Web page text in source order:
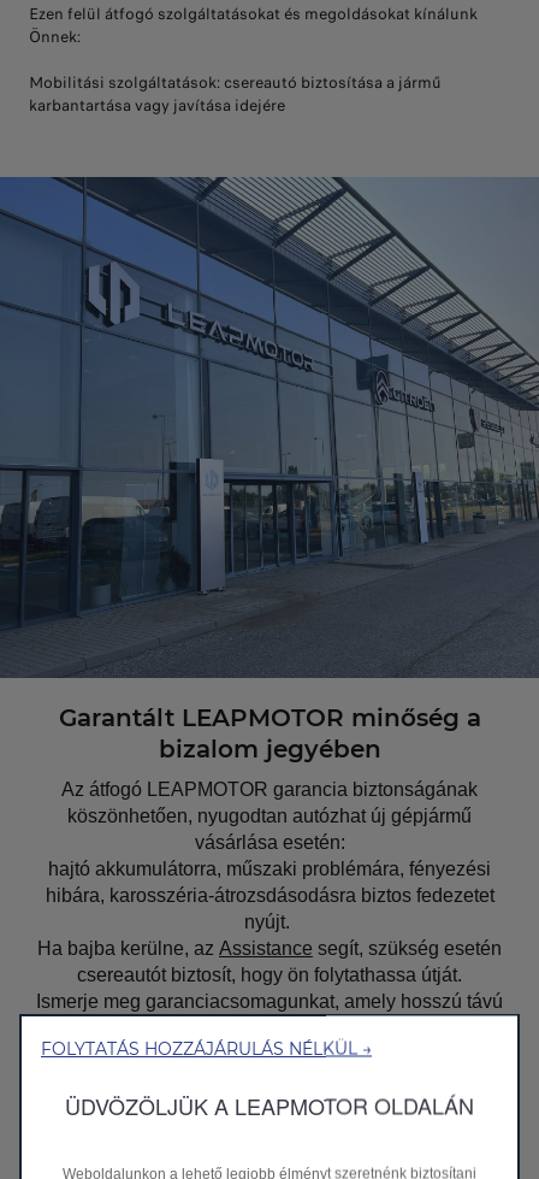
Ezen felül átfogó szolgáltatásokat és megoldásokat kínálunk
Önnek:
Mobilitási szolgáltatások: csereautó biztosítása a jármű
karbantartása vagy javítása idejére
Garantált LEAPMOTOR minőség a
bizalom jegyében
Az átfogó LEAPMOTOR garancia biztonságának
köszönhetően, nyugodtan autózhat új gépjármű
vásárlása esetén:
hajtó akkumulátorra, műszaki problémára, fényezési
hibára, karosszéria-átrozsdásodásra biztos fedezetet
nyújt.
Ha bajba kerülne, az Assistance segít, szükség esetén
csereautót biztosít, hogy ön folytathassa útját.
Ismerje meg garanciacsomagunkat, amely hosszú távú
FOLYTATÁS HOZZÁJÁRULÁS NÉLKÜL →
ÜDVÖZÖLJÜK A LEAPMOTOR OLDALÁN
Weboldalunkon a lehető legjobb élményt szeretnénk biztosítani